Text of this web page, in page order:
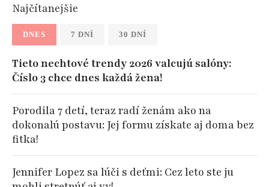
Najčítanejšie
DNES 7 DNÍ 30 DNÍ
Tieto nechtové trendy 2026 valcujú salóny:
Číslo 3 chce dnes každá žena!
Porodila 7 detí, teraz radí ženám ako na
dokonalú postavu: Jej formu získate aj doma bez
fitka!
Jennifer Lopez sa lúči s deťmi: Cez leto ste ju